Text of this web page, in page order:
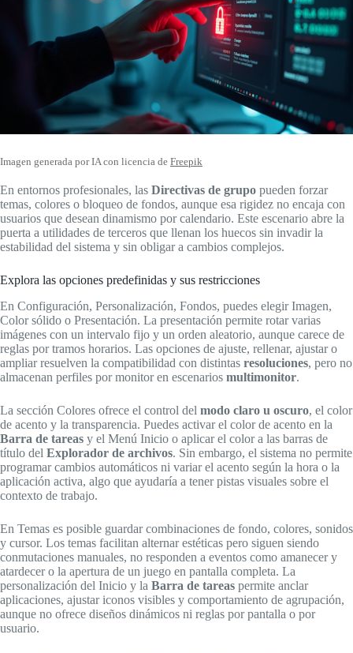
Imagen generada por IA con licencia de Freepik
En entornos profesionales, las Directivas de grupo pueden forzar
temas, colores o bloqueo de fondos, aunque esa rigidez no encaja con
usuarios que desean dinamismo por calendario. Este escenario abre la
puerta a utilidades de terceros que llenan los huecos sin invadir la
estabilidad del sistema y sin obligar a cambios complejos.
Explora las opciones predefinidas y sus restricciones
En Configuración, Personalización, Fondos, puedes elegir Imagen,
Color sólido o Presentación. La presentación permite rotar varias
imágenes con un intervalo fijo y un orden aleatorio, aunque carece de
reglas por tramos horarios. Las opciones de ajuste, rellenar, ajustar o
ampliar resuelven la compatibilidad con distintas resoluciones, pero no
almacenan perfiles por monitor en escenarios multimonitor.
La sección Colores ofrece el control del modo claro u oscuro, el color
de acento y la transparencia. Puedes activar el color de acento en la
Barra de tareas y el Menú Inicio o aplicar el color a las barras de
título del Explorador de archivos. Sin embargo, el sistema no permite
programar cambios automáticos ni variar el acento según la hora o la
aplicación activa, algo que ayudaría a tener pistas visuales sobre el
contexto de trabajo.
En Temas es posible guardar combinaciones de fondo, colores, sonidos
y cursor. Los temas facilitan alternar estéticas pero siguen siendo
conmutaciones manuales, no responden a eventos como amanecer y
atardecer o la apertura de un juego en pantalla completa. La
personalización del Inicio y la Barra de tareas permite anclar
aplicaciones, ajustar iconos visibles y comportamiento de agrupación,
aunque no ofrece diseños dinámicos ni reglas por pantalla o por
usuario.